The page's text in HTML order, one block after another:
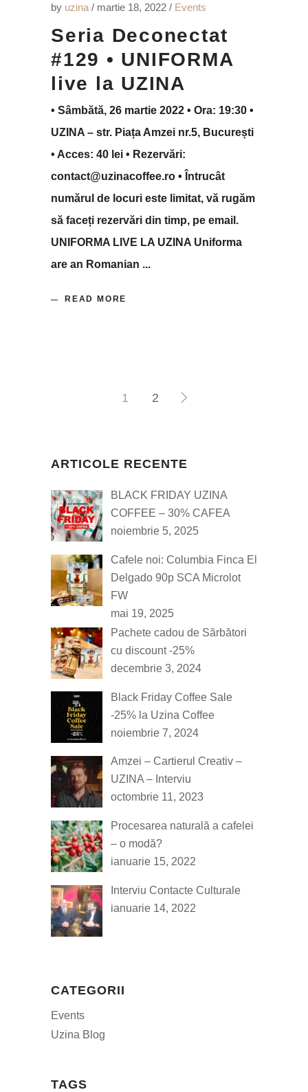
by uzina martie 18, 2022 Events
Seria Deconectat
#129 • UNIFORMA
live la UZINA
• Sâmbătă, 26 martie 2022 • Ora: 19:30 •
UZINA – str. Piața Amzei nr.5, București
• Acces: 40 lei • Rezervări:
contact@uzinacoffee.ro • Întrucât
numărul de locuri este limitat, vă rugăm
să faceți rezervări din timp, pe email.
UNIFORMA LIVE LA UZINA Uniforma
are an Romanian
READ MORE
1 2
ARTICOLE RECENTE
BLACK FRIDAY UZINA
COFFEE – 30% CAFEA
noiembrie 5, 2025
Cafele noi: Columbia Finca El
Delgado 90p SCA Microlot
FW
mai 19, 2025
Pachete cadou de Sărbători
cu discount -25%
decembrie 3, 2024
Black Friday Coffee Sale
-25% la Uzina Coffee
noiembrie 7, 2024
Amzei – Cartierul Creativ –
UZINA – Interviu
octombrie 11, 2023
Procesarea naturală a cafelei
– o modă?
ianuarie 15, 2022
Interviu Contacte Culturale
ianuarie 14, 2022
CATEGORII
Events
Uzina Blog
TAGS